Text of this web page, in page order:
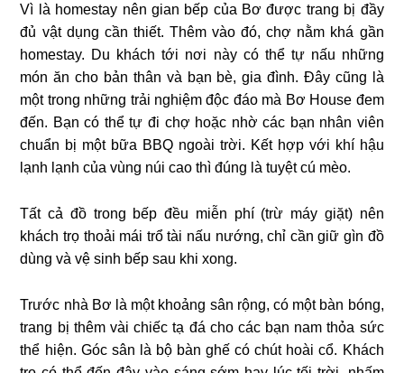
Vì là homestay nên gian bếp của Bơ được trang bị đầy
đủ vật dụng cần thiết. Thêm vào đó, chợ nằm khá gần
homestay. Du khách tới nơi này có thể tự nấu những
món ăn cho bản thân và bạn bè, gia đình. Đây cũng là
một trong những trải nghiệm độc đáo mà Bơ House đem
đến. Bạn có thể tự đi chợ hoặc nhờ các bạn nhân viên
chuẩn bị một bữa BBQ ngoài trời. Kết hợp với khí hậu
lạnh lạnh của vùng núi cao thì đúng là tuyệt cú mèo.
Tất cả đồ trong bếp đều miễn phí (trừ máy giặt) nên
khách trọ thoải mái trổ tài nấu nướng, chỉ cần giữ gìn đồ
dùng và vệ sinh bếp sau khi xong.
Trước nhà Bơ là một khoảng sân rộng, có một bàn bóng,
trang bị thêm vài chiếc tạ đá cho các bạn nam thỏa sức
thể hiện. Góc sân là bộ bàn ghế có chút hoài cổ. Khách